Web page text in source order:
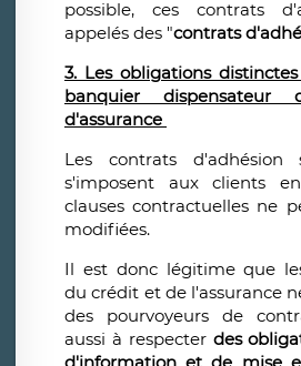
possible, ces contrats
appelés des "contrats
3. Les obligations
banquier
d'assurance
Les contrats
s'imposent aux clients
clauses contractuelles ne
modifiées.
Il est donc légitime que
du crédit et de l'assurance
des pourvoyeurs de
aussi à respecter des